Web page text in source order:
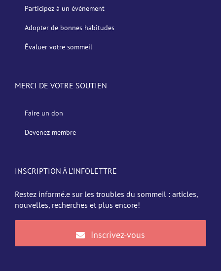
Participez à un événement
Adopter de bonnes habitudes
Évaluer votre sommeil
MERCI DE VOTRE SOUTIEN
Faire un don
Devenez membre
INSCRIPTION À L’INFOLETTRE
Restez informé.e sur les troubles du sommeil : articles,
nouvelles, recherches et plus encore!
Inscrivez-vous